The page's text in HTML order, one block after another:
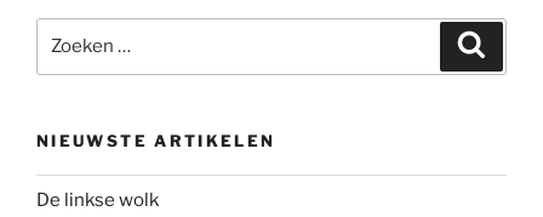
naar:
NIEUWSTE ARTIKELEN
De linkse wolk